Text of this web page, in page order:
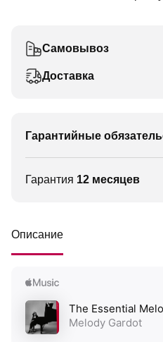
Самовывоз
Доставка
Гарантийные
Гарантия 12 месяцев
Описание